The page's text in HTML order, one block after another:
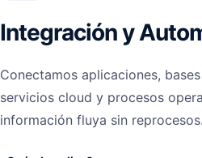
Integración y
Conectamos aplicaciones,
servicios cloud y procesos
información fluya sin reprocesos.